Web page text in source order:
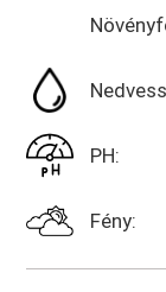
PH:
Fény: